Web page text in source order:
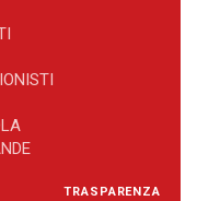
TRASPARENZA